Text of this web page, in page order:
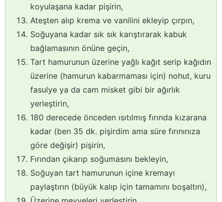
koyulaşana kadar pişirin,
Ateşten alıp krema ve vanilini ekleyip çırpın,
Soğuyana kadar sık sık karıştırarak kabuk
bağlamasının önüne geçin,
Tart hamurunun üzerine yağlı kağıt serip kağıdın
üzerine (hamurun kabarmaması için) nohut, kuru
fasulye ya da cam misket gibi bir ağırlık
yerleştirin,
180 derecede önceden ısıtılmış fırında kızarana
kadar (ben 35 dk. pişirdim ama süre fırınınıza
göre değişir) pişirin,
Fırından çıkarıp soğumasını bekleyin,
Soğuyan tart hamurunun içine kremayı
paylaştırın (büyük kalıp için tamamını boşaltın),